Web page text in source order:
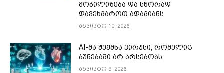
მობილიზება და სწორად
დავეხმაროთ ადამიანს
აგვისტო 10, 2026
AI-მა შექმნა ვირუსი, რომელიც
ბუნებაში არ არსებობს
აგვისტო 9, 2026